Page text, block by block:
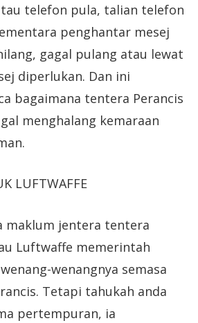
telefon pula, talian telefon
penghantar mesej
gagal pulang atau lewat
diperlukan. Dan ini
bagaimana tentera Perancis
menghalang kemaraan
LUFTWAFFE
maklum jentera tentera
Luftwaffe memerintah
wenangnya semasa
Tetapi tahukah anda
pertempuran, ia